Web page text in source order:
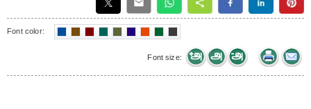
Font color:
Font size: